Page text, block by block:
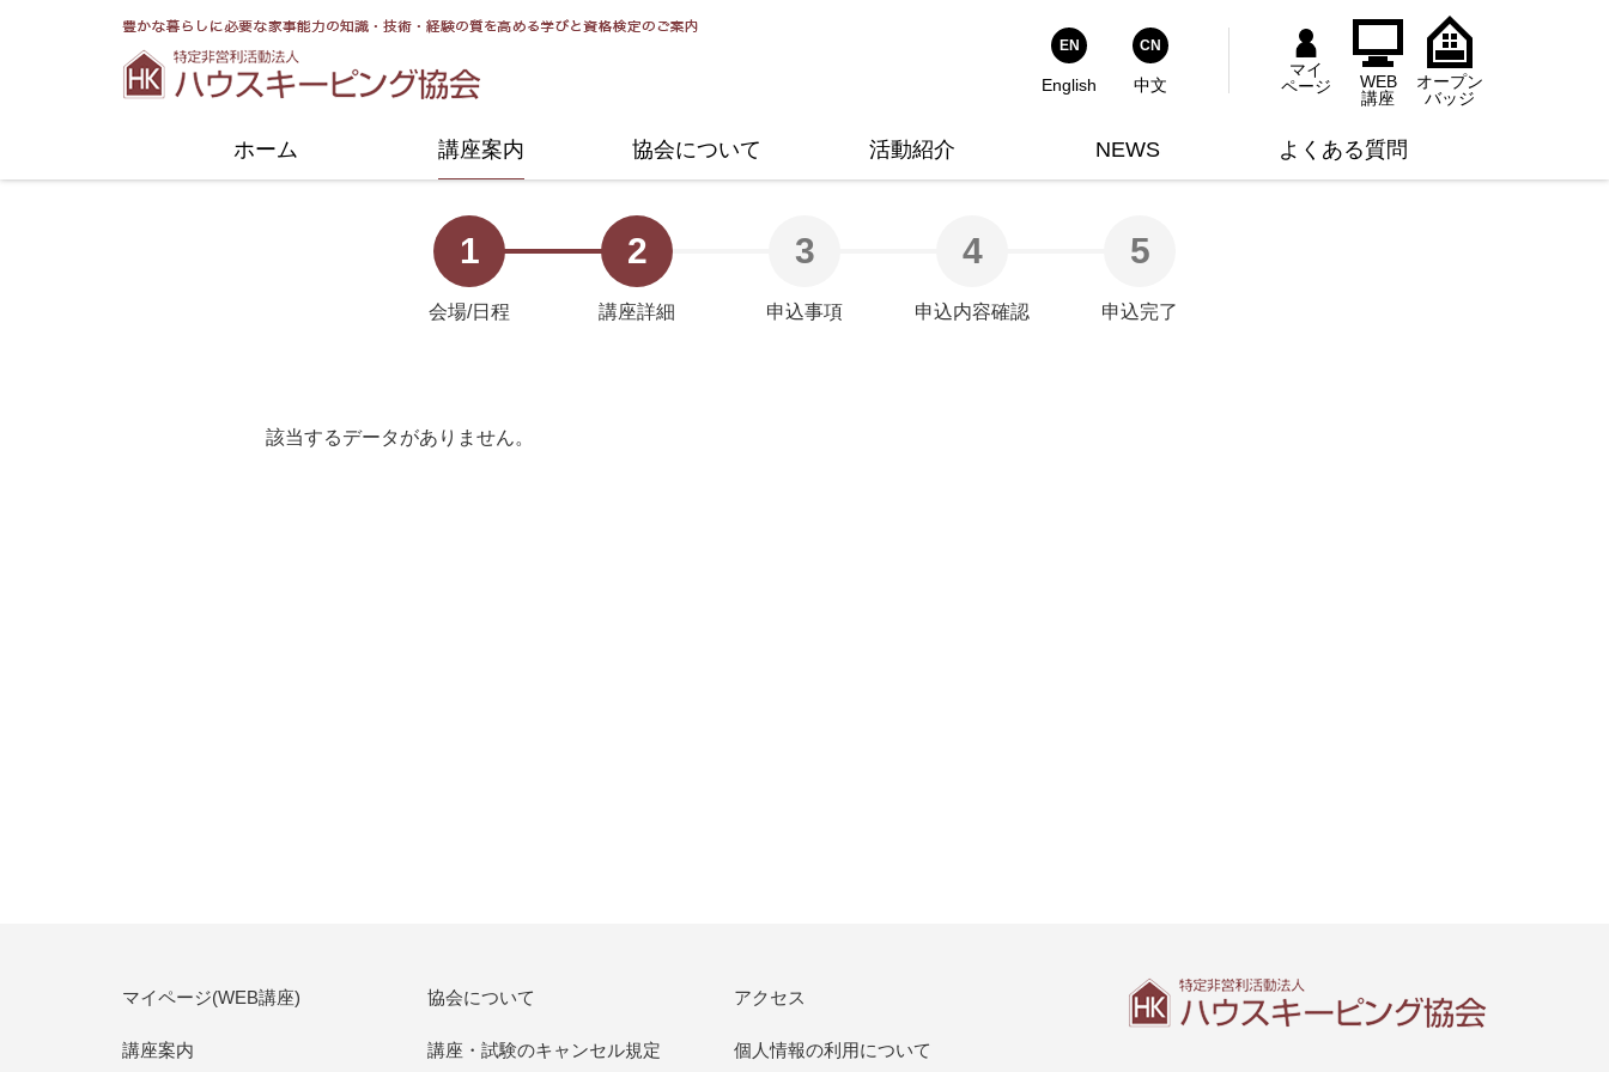
EN
English
CN
中文
マイ
ページ
WEB
講座
オープン
バッジ
ホーム 講座案内
整理収納アドバイザー準1級
協会について
シンプルスタイル大賞 公式YouTubeチャンネル
活動紹介
アドバイザーのご紹介 講師主催のセミナー情報
ハウスキーピング協会ライブラリー
NEWS よくある質問
1級1次試験について その他
問い合わせ対応用
1
会場/日程
2
講座詳細
3
申込事項
4
申込内容確認
5
申込完了
該当するデータがありません。
マイページ(WEB講座)
講座案内
協会について
講座・試験のキャンセル規定
アクセス
個人情報の利用について